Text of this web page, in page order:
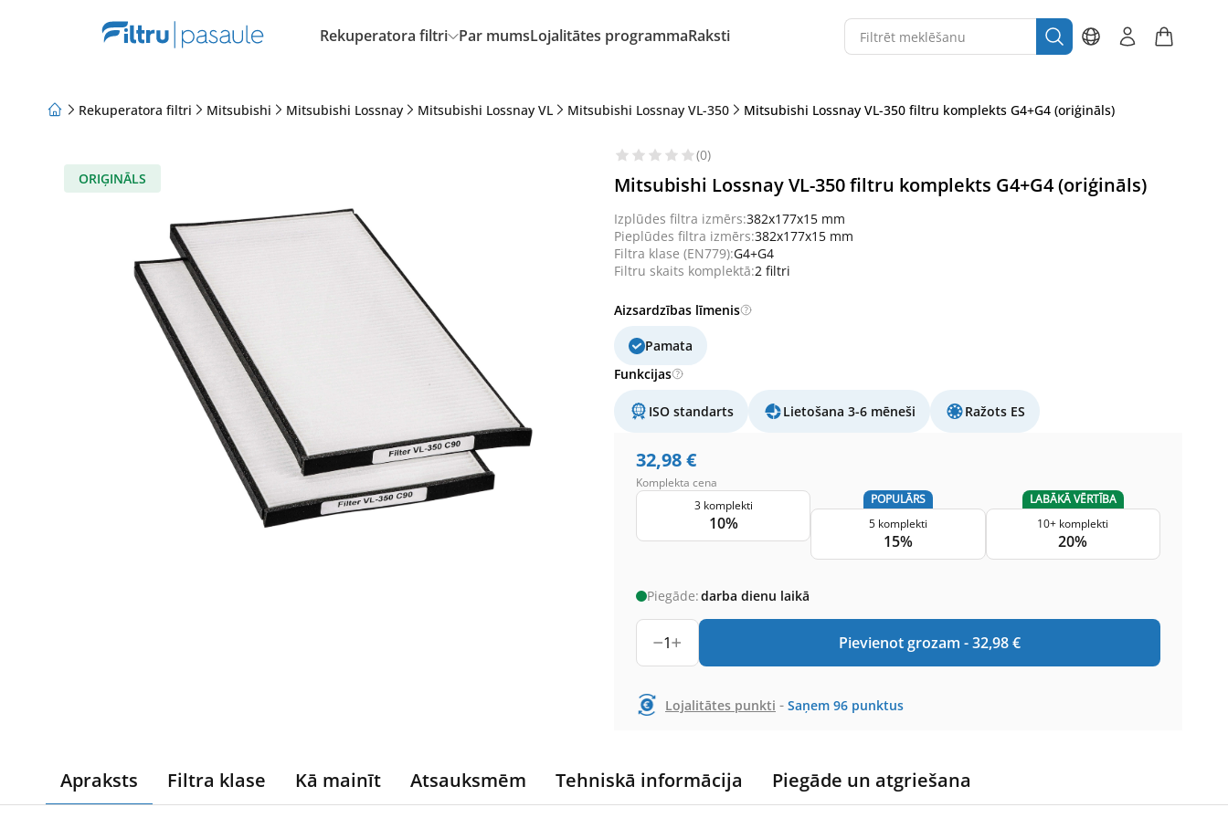
Rekuperatora filtri Par mumsLojalitātes programmaRaksti
Rekuperatora filtri Mitsubishi Mitsubishi Lossnay Mitsubishi Lossnay VL Mitsubishi Lossnay VL-350 Mitsubishi Lossnay VL-350 filtru komplekts G4+G4 (oriģināls)
ORIĢINĀLS
(0)
Mitsubishi Lossnay VL-350 filtru komplekts G4+G4 (oriģināls)
Izplūdes filtra izmērs:382x177x15 mm
Pieplūdes filtra izmērs:382x177x15 mm
Filtra klase (EN779):G4+G4
Filtru skaits komplektā:2 filtri
Aizsardzības līmenis
Pamata
Funkcijas
ISO standarts Lietošana 3-6 mēneši Ražots ES
32,98€
Komplekta cena
3 komplekti
10%
POPULĀRS
5 komplekti
15%
LABĀKĀ VĒRTĪBA
10+ komplekti
20%
Piegāde:darba dienu laikā
1 Pievienot grozam -32,98€
Lojalitātes punkti - Saņem 96 punktus
Apraksts Filtra klase Kā mainīt Atsauksmēm Tehniskā informācija Piegāde un atgriešana